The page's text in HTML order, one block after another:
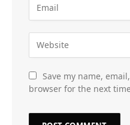
Save my name,
browser for the next